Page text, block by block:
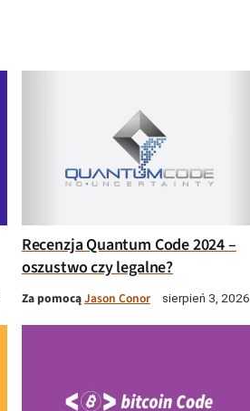
Recenzja Quantum Code 2024 –
oszustwo czy legalne?
Za pomocąJason Conor sierpień 3, 2026